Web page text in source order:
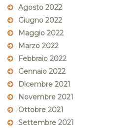
Agosto 2022
Giugno 2022
Maggio 2022
Marzo 2022
Febbraio 2022
Gennaio 2022
Dicembre 2021
Novembre 2021
Ottobre 2021
Settembre 2021